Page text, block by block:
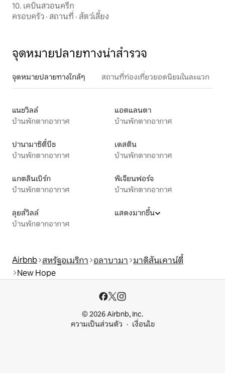
10. เคบินสวอนครีก
ครอบครัว · สถานที่ · สัตว์เลี้ยง
จุดหมายปลายทางน่าสำรวจ
จุดหมายปลายทางใกล้ๆ สถานที่ท่องเที่ยวยอดนิยมในละแวก
แนชวิลล์
บ้านพักตากอากาศ
แอตแลนตา
บ้านพักตากอากาศ
ปานามาซิตี้บีช
บ้านพักตากอากาศ
เดสติน
บ้านพักตากอากาศ
แกตลินเบิร์ก
บ้านพักตากอากาศ
พิเจียนฟอร์จ
บ้านพักตากอากาศ
ลุยส์วิลล์
บ้านพักตากอากาศ
แสดงมากขึ้น
Airbnb สหรัฐอเมริกา อลาบามา มาดิสันเคาน์ตี้
New Hope
© 2026 Airbnb, Inc.
ความเป็นส่วนตัว
เงื่อนไข